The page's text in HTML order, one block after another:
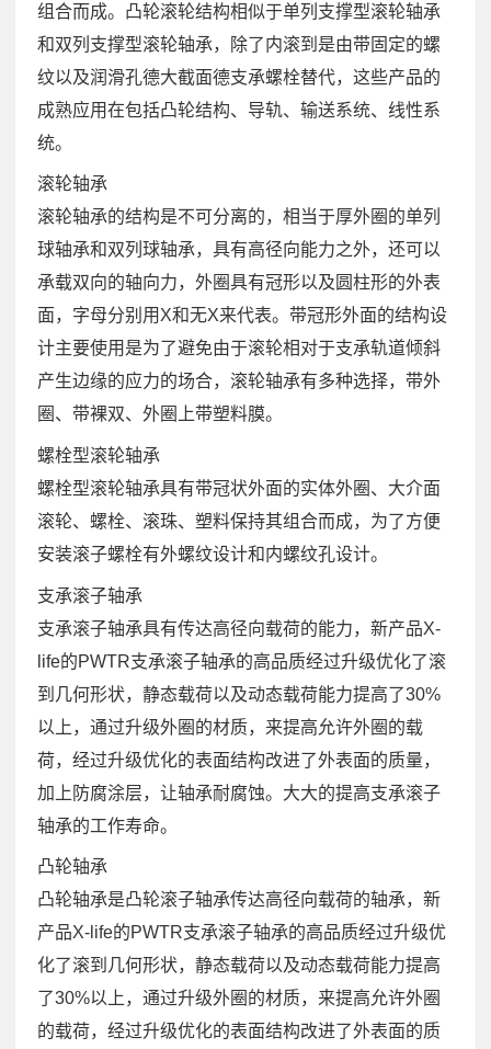
组合而成。凸轮滚轮结构相似于单列支撑型滚轮轴承
和双列支撑型滚轮轴承，除了内滚到是由带固定的螺
纹以及润滑孔德大截面德支承螺栓替代，这些产品的
成熟应用在包括凸轮结构、导轨、输送系统、线性系
统。
滚轮轴承
滚轮轴承的结构是不可分离的，相当于厚外圈的单列
球轴承和双列球轴承，具有高径向能力之外，还可以
承载双向的轴向力，外圈具有冠形以及圆柱形的外表
面，字母分别用X和无X来代表。带冠形外面的结构设
计主要使用是为了避免由于滚轮相对于支承轨道倾斜
产生边缘的应力的场合，滚轮轴承有多种选择，带外
圈、带裸双、外圈上带塑料膜。
螺栓型滚轮轴承
螺栓型滚轮轴承具有带冠状外面的实体外圈、大介面
滚轮、螺栓、滚珠、塑料保持其组合而成，为了方便
安装滚子螺栓有外螺纹设计和内螺纹孔设计。
支承滚子轴承
支承滚子轴承具有传达高径向载荷的能力，新产品X-
life的PWTR支承滚子轴承的高品质经过升级优化了滚
到几何形状，静态载荷以及动态载荷能力提高了30%
以上，通过升级外圈的材质，来提高允许外圈的载
荷，经过升级优化的表面结构改进了外表面的质量，
加上防腐涂层，让轴承耐腐蚀。大大的提高支承滚子
轴承的工作寿命。
凸轮轴承
凸轮轴承是凸轮滚子轴承传达高径向载荷的轴承，新
产品X-life的PWTR支承滚子轴承的高品质经过升级优
化了滚到几何形状，静态载荷以及动态载荷能力提高
了30%以上，通过升级外圈的材质，来提高允许外圈
的载荷，经过升级优化的表面结构改进了外表面的质